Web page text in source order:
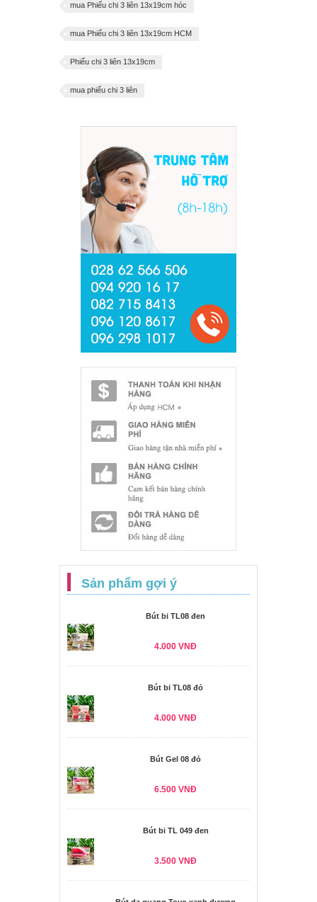
mua Phiếu chi 3 liên 13x19cm hóc
mua Phiếu chi 3 liên 13x19cm HCM
Phiếu chi 3 liên 13x19cm
mua phiếu chi 3 liên
Sản phẩm gợi ý
Bút bi TL08 đen
4.000 VNĐ
Bút bi TL08 đỏ
4.000 VNĐ
Bút Gel 08 đỏ
6.500 VNĐ
Bút bi TL 049 đen
3.500 VNĐ